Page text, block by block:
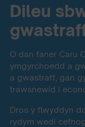
Dileu
O dan faner Caru
ymgyrchoedd a
a gwastraff, gan
trawsnewid i
Dros y flwyddyn
rydym wedi